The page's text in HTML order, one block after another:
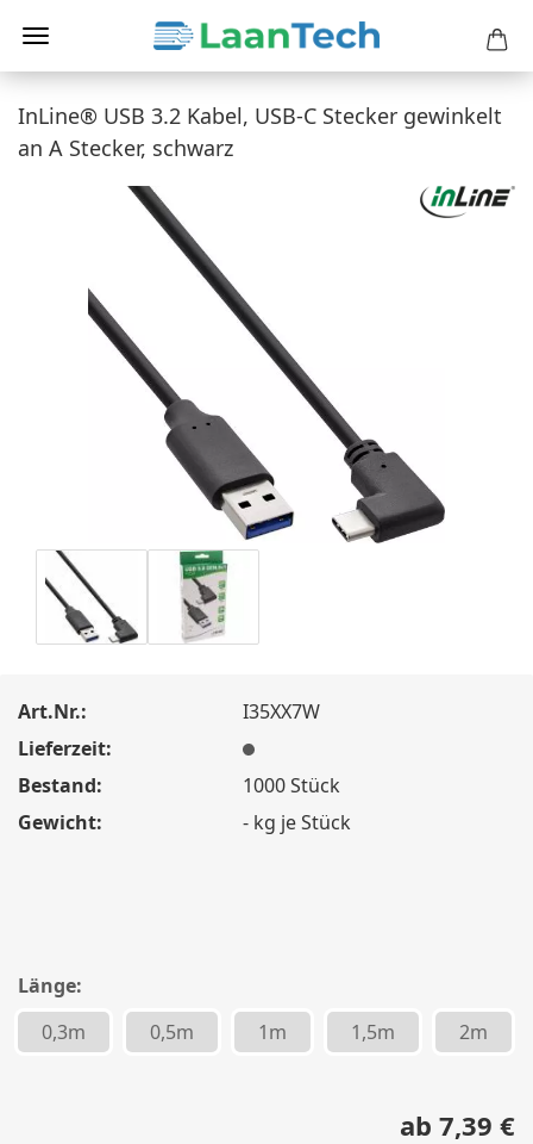
InLine® USB 3.2 Kabel, USB-C Stecker gewinkelt
an A Stecker, schwarz
Art.Nr.:
I35XX7W
Lieferzeit:
Bestand:
1000Stück
Gewicht:
- kg je Stück
Länge:
0,3m
0,5m 1m 1,5m 2m
ab 7,39 €